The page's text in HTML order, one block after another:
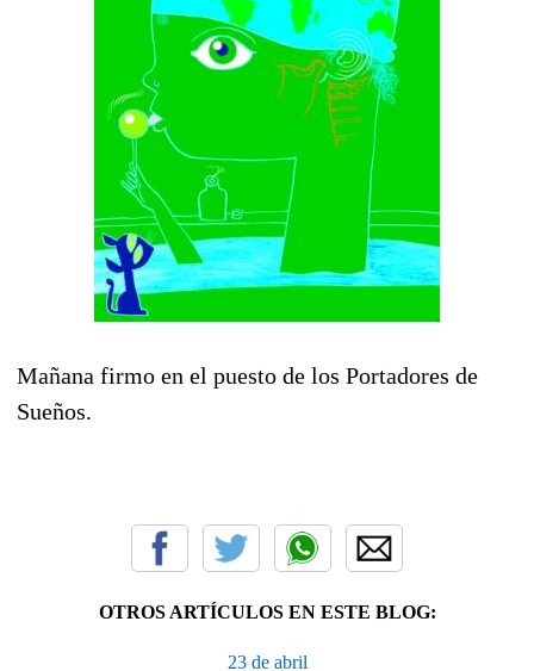
Mañana firmo en el puesto de los Portadores de
Sueños.
OTROS ARTÍCULOS EN ESTE BLOG:
23 de abril